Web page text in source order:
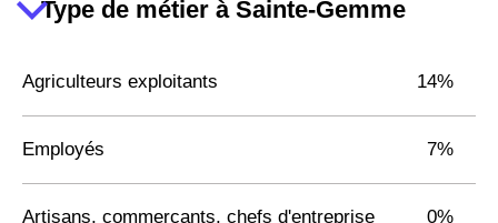
Type de métier à Sainte-Gemme
Agriculteurs exploitants 14%
Employés 7%
Artisans, commerçants, chefs d'entreprise 0%